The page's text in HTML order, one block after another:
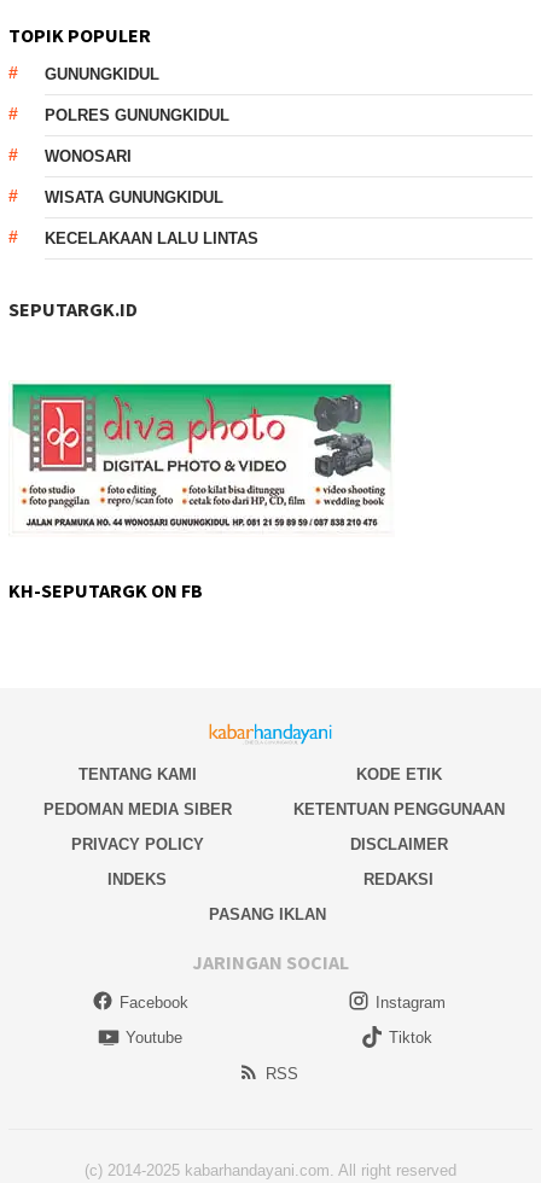
TOPIK POPULER
GUNUNGKIDUL
POLRES GUNUNGKIDUL
WONOSARI
WISATA GUNUNGKIDUL
KECELAKAAN LALU LINTAS
SEPUTARGK.ID
KH-SEPUTARGK ON FB
TENTANG KAMI
KODE ETIK
PEDOMAN MEDIA SIBER
KETENTUAN PENGGUNAAN
PRIVACY POLICY
DISCLAIMER
INDEKS
REDAKSI
PASANG IKLAN
JARINGAN SOCIAL
Facebook
Instagram
Youtube
Tiktok
RSS
(c) 2014-2025 kabarhandayani.com. All right reserved